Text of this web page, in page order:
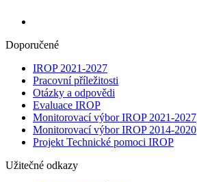
Doporučené
IROP 2021-2027
Pracovní příležitosti
Otázky a odpovědi
Evaluace IROP
Monitorovací výbor IROP 2021-2027
Monitorovací výbor IROP 2014-2020
Projekt Technické pomoci IROP
Užitečné odkazy